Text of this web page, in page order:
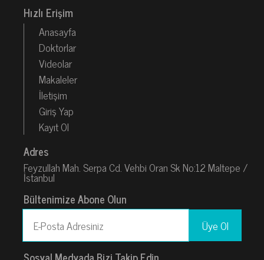
Hızlı Erişim
Anasayfa
Doktorlar
Videolar
Makaleler
İletişim
Giriş Yap
Kayıt Ol
Adres
Feyzullah Mah. Serpa Cd. Vehbi Oran Sk No:12 Maltepe /
İstanbul
Bültenimize Abone Olun